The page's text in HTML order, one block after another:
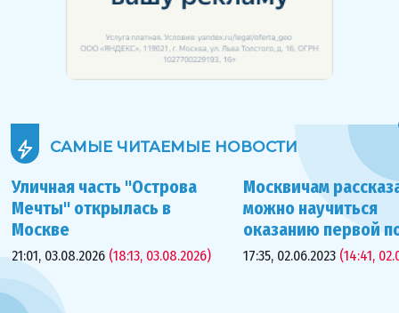
САМЫЕ ЧИТАЕМЫЕ НОВОСТИ
Уличная часть "Острова
Мечты" открылась в
Москве
21:01, 03.08.2026 (18:13, 03.08.2026)
Москвичам
можно научиться
оказанию первой
17:35, 02.06.2023 (14:41,